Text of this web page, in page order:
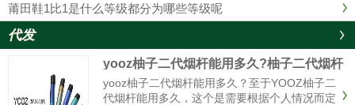
莆田鞋1比1是什么等级都分为哪些等级呢
代发
yooz柚子二代烟杆能用多久?柚子二代烟杆
yooz柚子二代烟杆能用多久？至于YOOZ柚子二
代烟杆能用多久，这个是需要根据个人情况而定